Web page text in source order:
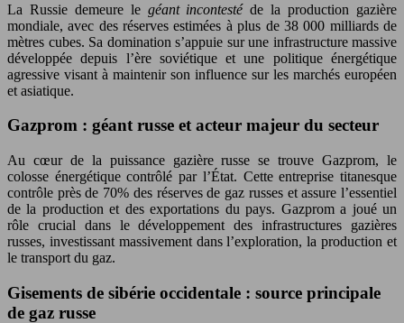
La Russie demeure le géant incontestéde la production gazière
mondiale, avec des réserves estimées à plus de 38 000 milliards de
mètres cubes. Sa domination s’appuie sur une infrastructure massive
développée depuis l’ère soviétique et une politique énergétique
agressive visant à maintenir son influence sur les marchés européen
et asiatique.
Gazprom : géant russe et acteur majeur du secteur
Au cœur de la puissance gazière russe se trouve Gazprom, le
colosse énergétique contrôlé par l’État. Cette entreprise titanesque
contrôle près de 70% des réserves de gaz russes et assure l’essentiel
de la production et des exportations du pays. Gazprom a joué un
rôle crucial dans le développement des infrastructures gazières
russes, investissant massivement dans l’exploration, la production et
le transport du gaz.
Gisements de sibérie occidentale : source principale
de gaz russe